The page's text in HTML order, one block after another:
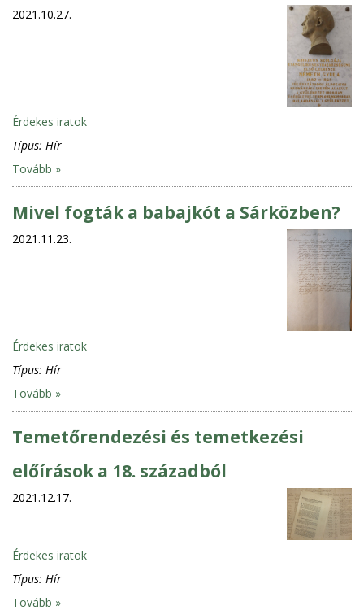
2021.10.27.
Érdekes iratok
Típus: Hír
Tovább »
Mivel fogták a babajkót a Sárközben?
2021.11.23.
Érdekes iratok
Típus: Hír
Tovább »
Temetőrendezési és temetkezési
előírások a 18. századból
2021.12.17.
Érdekes iratok
Típus: Hír
Tovább »